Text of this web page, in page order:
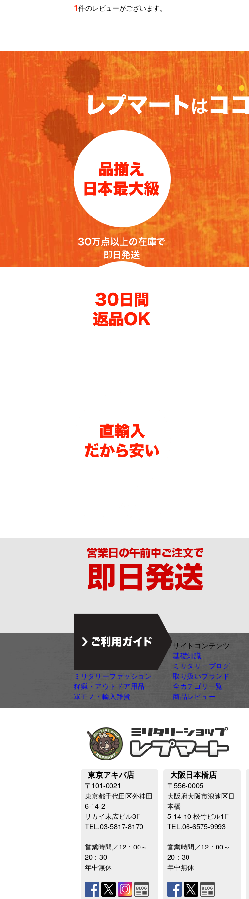
1件のレビューがございます。
ジャンル別カテゴリ
ミリタリーファッション
狩猟・アウトドア用品
軍モノ・輸入雑貨
サイトコンテンツ
基礎知識
ミリタリーブログ
取り扱いブランド
全カテゴリ一覧
商品レビュー
東京アキバ店
〒101-0021
東京都千代田区外神田
6-14-2
サカイ末広ビル3F
TEL.03-5817-8170
営業時間／12：00～
20：30
年中無休
大阪日本橋店
〒556-0005
大阪府大阪市浪速区日
本橋
5-14-10 松竹ビル1F
TEL.06-6575-9993
営業時間／12：00～
20：30
年中無休